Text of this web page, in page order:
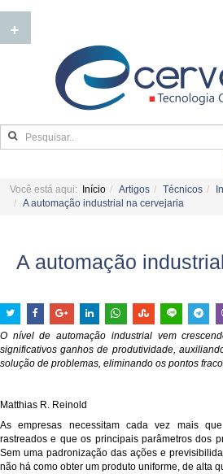
Você está aqui: Início Artigos Técnicos
A automação industrial na cervejaria
A automação
O nível de automação industrial vem
significativos ganhos de produtividade,
solução de problemas, eliminando os pontos
Matthias R. Reinold
As empresas necessitam cada vez mais
rastreados e que os principais parâmetros dos
Sem uma padronização das ações e
não há como obter um produto uniforme, de alta
+